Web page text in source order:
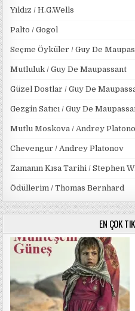
Yıldız / H.G.Wells
Palto / Gogol
Seçme Öyküler / Guy De
Mutluluk / Guy De Maupassant
Güzel Dostlar / Guy De
Gezgin Satıcı / Guy De
Mutlu Moskova / Andrey
Chevengur / Andrey Platonov
Zamanın Kısa Tarihi / Stephen
Ödüllerim / Thomas Bernhard
EN ÇOK